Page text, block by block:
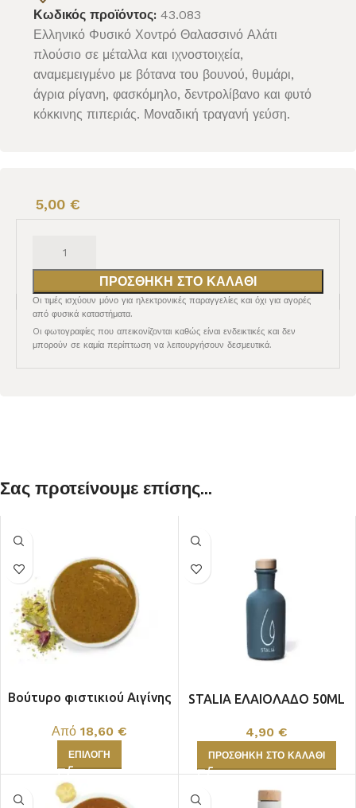
Κωδικός προϊόντος: 43.083
Ελληνικό Φυσικό Χοντρό Θαλασσινό Αλάτι
πλούσιο σε μέταλλα και ιχνοστοιχεία,
αναμεμειγμένο με βότανα του βουνού, θυμάρι,
άγρια ​​ρίγανη, φασκόμηλο, δεντρολίβανο και φυτό
κόκκινης πιπεριάς. Μοναδική τραγανή γεύση.
5,00 €
ΠΡΟΣΘΉΚΗ ΣΤΟ ΚΑΛΆΘΙ
Οι τιμές ισχύουν μόνο για ηλεκτρονικές παραγγελίες και όχι για αγορές
από φυσικά καταστήματα.
Oι φωτογραφίες που απεικονίζονται καθώς είναι ενδεικτικές και δεν
μπορούν σε καμία περίπτωση να λειτουργήσουν δεσμευτικά.
Σας προτείνουμε επίσης...
Βούτυρο φιστικιού Αιγίνης
Από 18,60 €
ΕΠΙΛΟΓΉ
STALIA ΕΛΑΙΟΛΑΔΟ 50ML
4,90€
ΠΡΟΣΘΉΚΗ ΣΤΟ ΚΑΛΆΘΙ